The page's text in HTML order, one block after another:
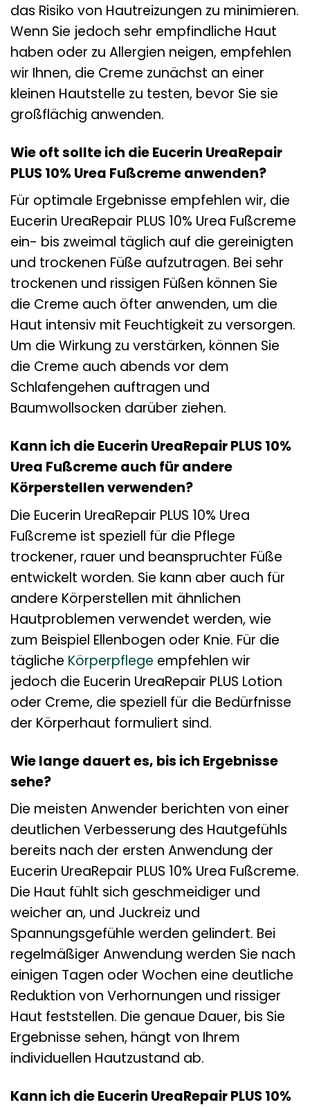
das Risiko von Hautreizungen zu minimieren.
Wenn Sie jedoch sehr empfindliche Haut
haben oder zu Allergien neigen, empfehlen
wir Ihnen, die Creme zunächst an einer
kleinen Hautstelle zu testen, bevor Sie sie
großflächig anwenden.
Wie oft sollte ich die Eucerin UreaRepair
PLUS 10% Urea Fußcreme anwenden?
Für optimale Ergebnisse empfehlen wir, die
Eucerin UreaRepair PLUS 10% Urea Fußcreme
ein- bis zweimal täglich auf die gereinigten
und trockenen Füße aufzutragen. Bei sehr
trockenen und rissigen Füßen können Sie
die Creme auch öfter anwenden, um die
Haut intensiv mit Feuchtigkeit zu versorgen.
Um die Wirkung zu verstärken, können Sie
die Creme auch abends vor dem
Schlafengehen auftragen und
Baumwollsocken darüber ziehen.
Kann ich die Eucerin UreaRepair PLUS 10%
Urea Fußcreme auch für andere
Körperstellen verwenden?
Die Eucerin UreaRepair PLUS 10% Urea
Fußcreme ist speziell für die Pflege
trockener, rauer und beanspruchter Füße
entwickelt worden. Sie kann aber auch für
andere Körperstellen mit ähnlichen
Hautproblemen verwendet werden, wie
zum Beispiel Ellenbogen oder Knie. Für die
tägliche Körperpflege empfehlen wir
jedoch die Eucerin UreaRepair PLUS Lotion
oder Creme, die speziell für die Bedürfnisse
der Körperhaut formuliert sind.
Wie lange dauert es, bis ich Ergebnisse
sehe?
Die meisten Anwender berichten von einer
deutlichen Verbesserung des Hautgefühls
bereits nach der ersten Anwendung der
Eucerin UreaRepair PLUS 10% Urea Fußcreme.
Die Haut fühlt sich geschmeidiger und
weicher an, und Juckreiz und
Spannungsgefühle werden gelindert. Bei
regelmäßiger Anwendung werden Sie nach
einigen Tagen oder Wochen eine deutliche
Reduktion von Verhornungen und rissiger
Haut feststellen. Die genaue Dauer, bis Sie
Ergebnisse sehen, hängt von Ihrem
individuellen Hautzustand ab.
Kann ich die Eucerin UreaRepair PLUS 10%